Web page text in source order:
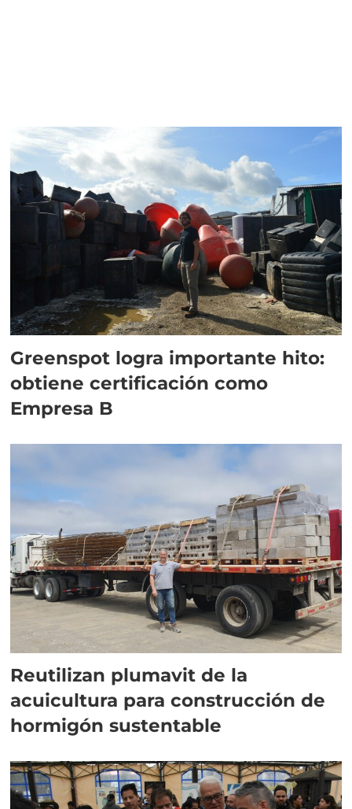
Greenspot logra importante hito:
obtiene certificación como
Empresa B
Reutilizan plumavit de la
acuicultura para construcción de
hormigón sustentable